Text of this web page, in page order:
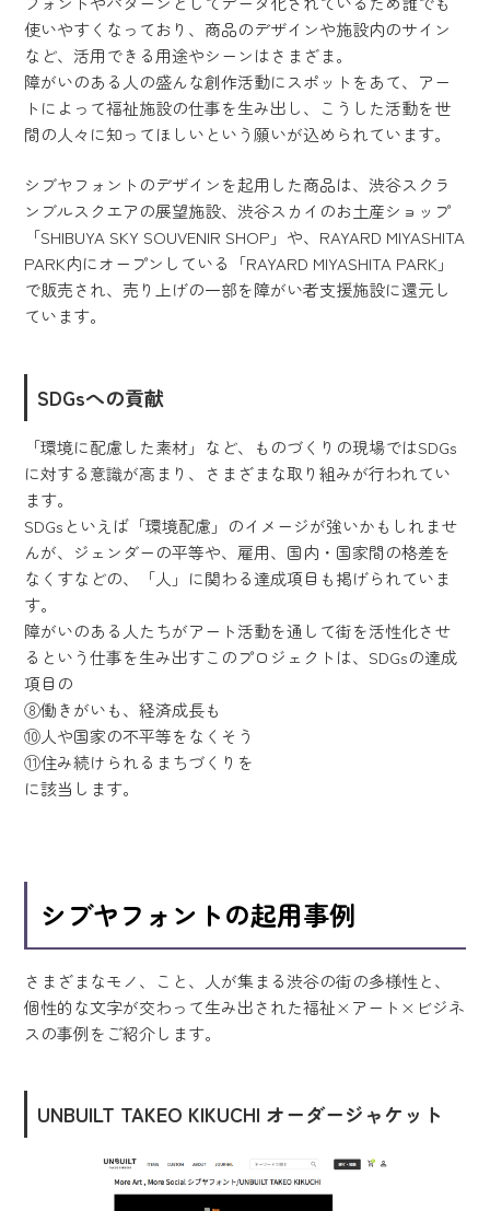
使いやすくなっており、商品のデザインや施設内のサイン
など、活用できる用途やシーンはさまざま。
障がいのある人の盛んな創作活動にスポットをあて、アー
トによって福祉施設の仕事を生み出し、こうした活動を世
間の人々に知ってほしいという願いが込められています。
シブヤフォントのデザインを起用した商品は、渋谷スクラ
ンブルスクエアの展望施設、渋谷スカイのお土産ショップ
「SHIBUYA SKY SOUVENIR SHOP」や、RAYARD MIYASHITA
PARK内にオープンしている「RAYARD MIYASHITA PARK」
で販売され、売り上げの一部を障がい者支援施設に還元し
ています。
SDGsへの貢献
「環境に配慮した素材」など、ものづくりの現場ではSDGs
に対する意識が高まり、さまざまな取り組みが行われてい
ます。
SDGsといえば「環境配慮」のイメージが強いかもしれませ
んが、ジェンダーの平等や、雇用、国内・国家間の格差を
なくすなどの、「人」に関わる達成項目も掲げられていま
す。
障がいのある人たちがアート活動を通して街を活性化させ
るという仕事を生み出すこのプロジェクトは、SDGsの達成
項目の
⑧働きがいも、経済成長も
⑩人や国家の不平等をなくそう
⑪住み続けられるまちづくりを
に該当します。
シブヤフォントの起用事例
さまざまなモノ、こと、人が集まる渋谷の街の多様性と、
個性的な文字が交わって生み出された福祉×アート×ビジネ
スの事例をご紹介します。
UNBUILT TAKEO KIKUCHI オーダージャケット